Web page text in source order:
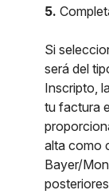
5.
Si
será del
Inscripto,
tu factura
alta como
Bayer/